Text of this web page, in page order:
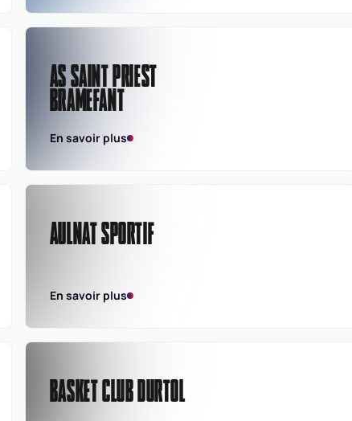
AS SAINT PRIEST
BRAMEFANT
En savoir plus
AULNAT SPORTIF
En savoir plus
BASKET CLUB DURTOL